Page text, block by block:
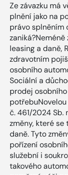
Ze závazku má
plnění jako na
právo splněním
leasing a daně,
zdravotním
osobního
Sociální a
prodej
potřebuNovelou
č. 461/2024 Sb.
změny, které
daně. Tyto
pořízení
služební i
takového